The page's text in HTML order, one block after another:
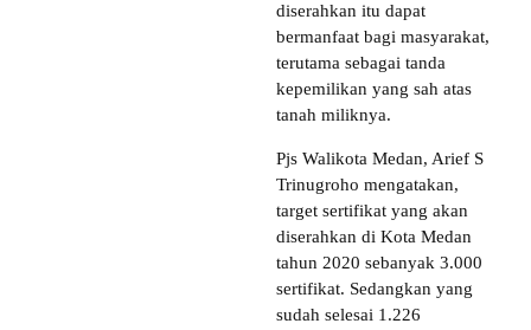
diserahkan itu dapat
bermanfaat bagi masyarakat,
terutama sebagai tanda
kepemilikan yang sah atas
tanah miliknya.
Pjs Walikota Medan, Arief S
Trinugroho mengatakan,
target sertifikat yang akan
diserahkan di Kota Medan
tahun 2020 sebanyak 3.000
sertifikat. Sedangkan yang
sudah selesai 1.226